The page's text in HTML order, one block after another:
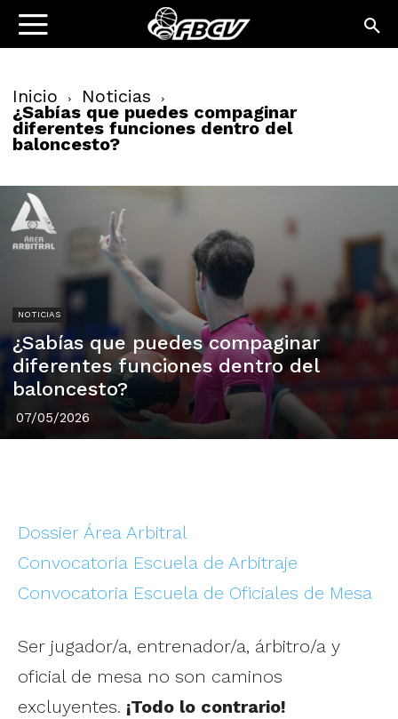
Inicio Noticias
¿Sabías que puedes compaginar
diferentes funciones dentro del
baloncesto?
NOTICIAS
¿Sabías que puedes compaginar
diferentes funciones dentro del
baloncesto?
07/05/2026
Dossier Área Arbitral
Convocatoria Escuela de Arbitraje
Convocatoria Escuela de Oficiales de Mesa
Ser jugador/a, entrenador/a, árbitro/a y
oficial de mesa no son caminos
excluyentes. ¡Todo lo contrario!